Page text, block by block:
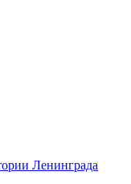
Ленинграда